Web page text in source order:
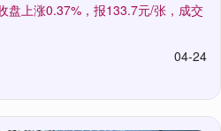
盘上涨0.37%，报133.7元/张，成交
04-24